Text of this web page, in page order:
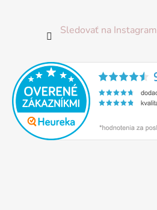
Sledovať na